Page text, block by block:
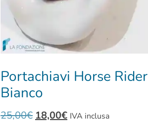
Portachiavi Horse Rider
Bianco
25,00€ 18,00€ IVA inclusa